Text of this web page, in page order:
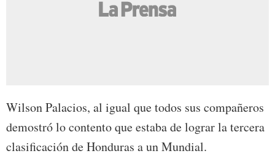
Wilson Palacios, al igual que todos sus compañeros
demostró lo contento que estaba de lograr la tercera
clasificación de Honduras a un Mundial.